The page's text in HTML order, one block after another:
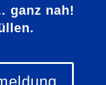
ganz nah!